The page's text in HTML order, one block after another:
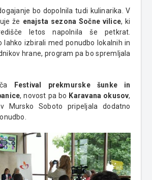
bo dopolnila tudi kulinarika. V
že enajsta sezona Sočne vilice, ki
letos napolnila še petkrat.
lahko izbirali med ponudbo lokalnih in
hrane, program pa bo spremljala
Festival prekmurske šunke in
, novost pa bo Karavana okusov,
Mursko Soboto pripeljala dodatno